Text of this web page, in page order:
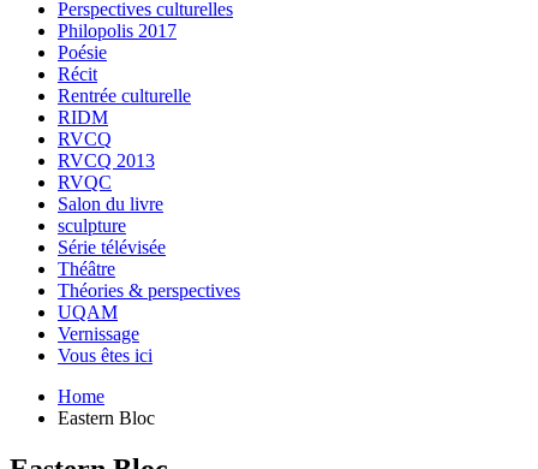
Perspectives culturelles
Philopolis 2017
Poésie
Récit
Rentrée culturelle
RIDM
RVCQ
RVCQ 2013
RVQC
Salon du livre
sculpture
Série télévisée
Théâtre
Théories & perspectives
UQAM
Vernissage
Vous êtes ici
Home
Eastern Bloc